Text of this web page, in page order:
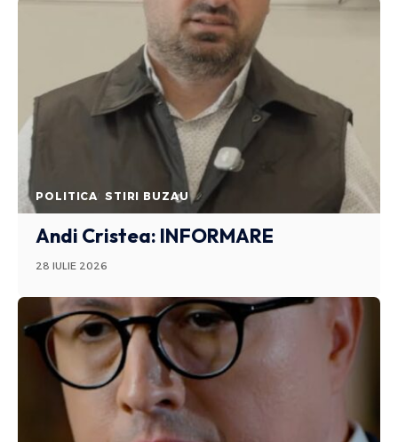
POLITICA STIRI BUZAU
Andi Cristea: INFORMARE
28 IULIE 2026